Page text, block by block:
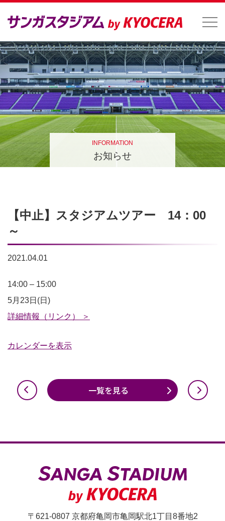
INFORMATION
お知らせ
【中止】スタジアムツアー 14：00
～
2021.04.01
【中
止】
ス
ジ
14：
14:00 – 15:00
5月23日(日)
詳細情報（リンク） ＞
カレンダーを表示
一覧を見る
〒621-0807 京都府亀岡市亀岡駅北1丁目8番地2